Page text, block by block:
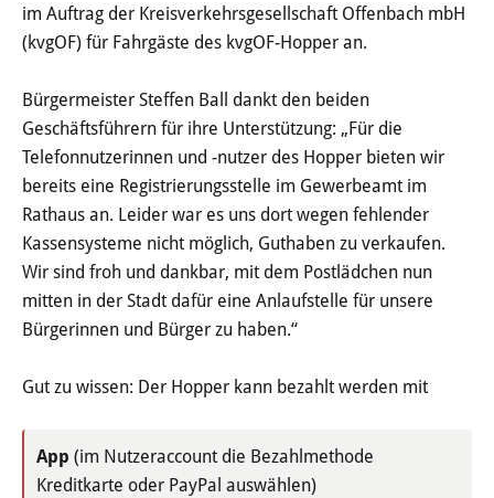
im Auftrag der Kreisverkehrsgesellschaft Offenbach mbH
(kvgOF) für Fahrgäste des kvgOF-Hopper an.
Bürgermeister Steffen Ball dankt den beiden
Geschäftsführern für ihre Unterstützung: „Für die
Telefonnutzerinnen und -nutzer des Hopper bieten wir
bereits eine Registrierungsstelle im Gewerbeamt im
Rathaus an. Leider war es uns dort wegen fehlender
Kassensysteme nicht möglich, Guthaben zu verkaufen.
Wir sind froh und dankbar, mit dem Postlädchen nun
mitten in der Stadt dafür eine Anlaufstelle für unsere
Bürgerinnen und Bürger zu haben.“
Gut zu wissen: Der Hopper kann bezahlt werden mit
App(im Nutzeraccount die Bezahlmethode
Kreditkarte oder PayPal auswählen)
Detail
Offenlagen
Publikationen
Videos & Podcasts
Stadtplan
Sehenswürdigkeiten